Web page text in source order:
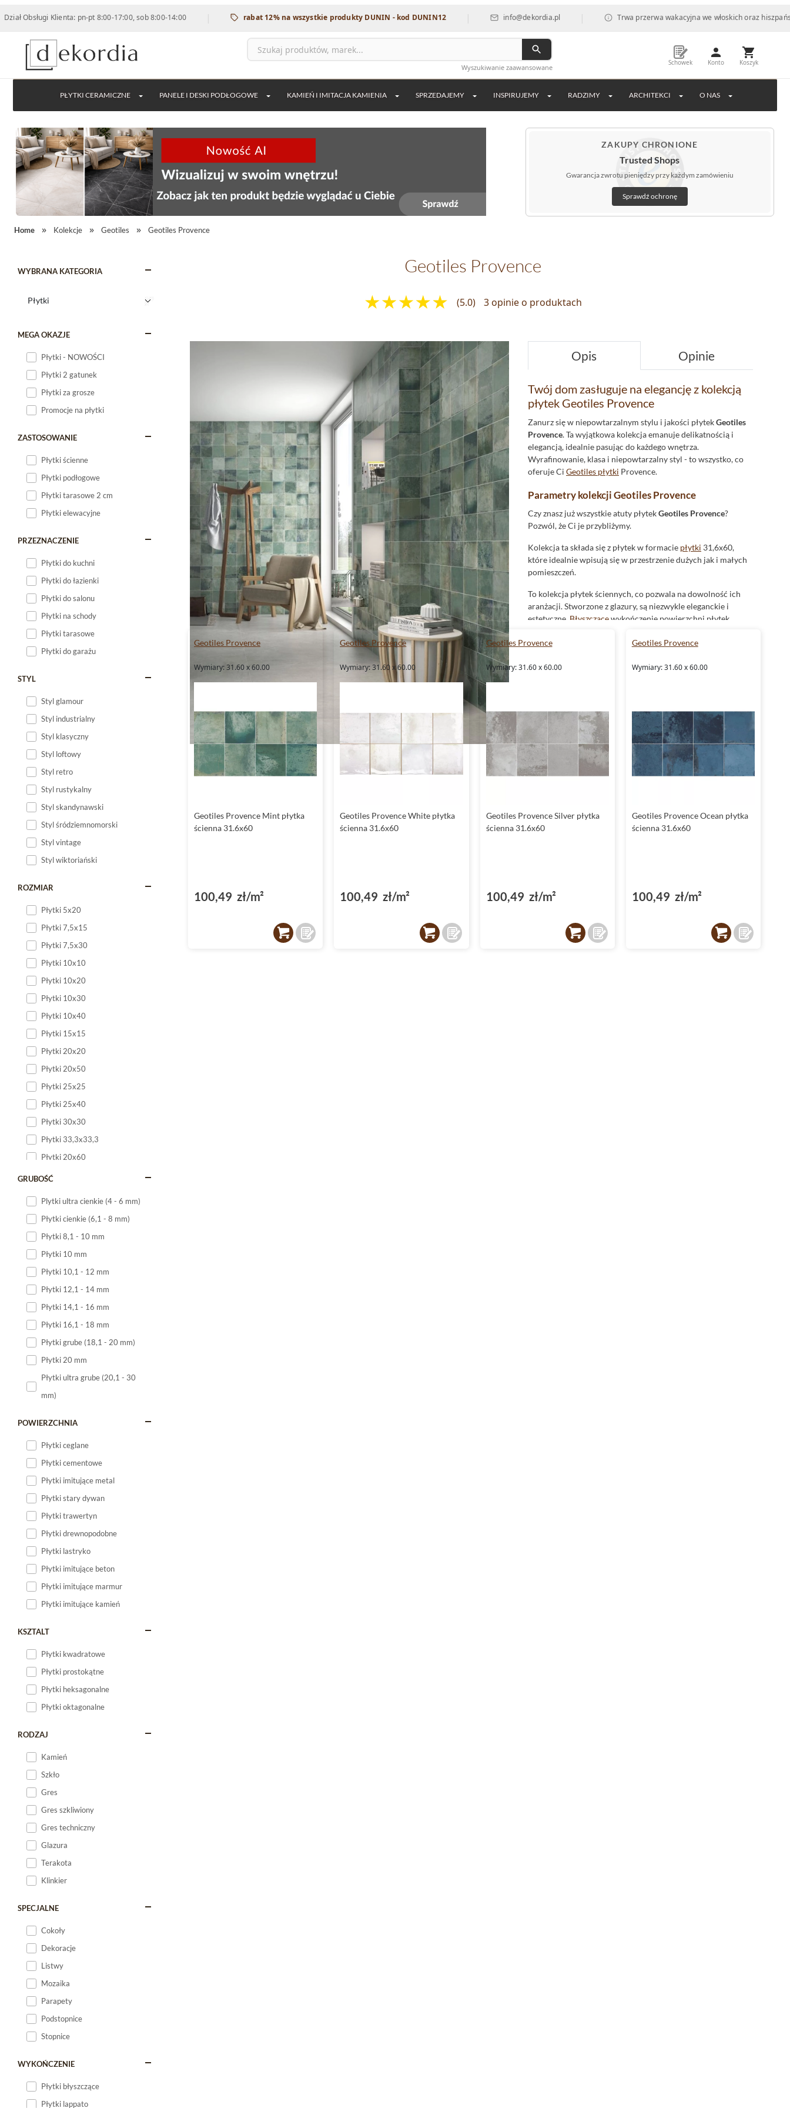
Klienta: pn-pt 8:00-17:00, sob 8:00-14:00 | rabat 12% na wszystkie produkty DUNIN - kod DUNIN12 | info@dekordia.pl | Trwa przerwa wakacyjna we włoskich oraz hiszpańskich
Wyszukiwanie zaawansowane
Schowek Konto Koszyk
PŁYTKI CERAMICZNE PANELE I DESKI PODŁOGOWE KAMIEŃ I IMITACJA KAMIENIA SPRZEDAJEMY INSPIRUJEMY RADZIMY ARCHITEKCI O NAS
ZAKUPY CHRONIONE
Trusted Shops
Gwarancja zwrotu pieniędzy przy każdym zamówieniu
Sprawdź ochronę
Home Kolekcje Geotiles Geotiles Provence
WYBRANA KATEGORIA
MEGA OKAZJE
Płytki - NOWOŚCI
Płytki 2 gatunek
Płytki za grosze
Promocje na płytki
ZASTOSOWANIE
Płytki ścienne
Płytki podłogowe
Płytki tarasowe 2 cm
Płytki elewacyjne
PRZEZNACZENIE
Płytki do kuchni
Płytki do łazienki
Płytki do salonu
Płytki na schody
Płytki tarasowe
Płytki do garażu
STYL
Styl glamour
Styl industrialny
Styl klasyczny
Styl loftowy
Styl retro
Styl rustykalny
Styl skandynawski
Styl śródziemnomorski
Styl vintage
Styl wiktoriański
ROZMIAR
Płytki 5x20
Płytki 7,5x15
Płytki 7,5x30
Płytki 10x10
Płytki 10x20
Płytki 10x30
Płytki 10x40
Płytki 15x15
Płytki 20x20
Płytki 20x50
Płytki 25x25
Płytki 25x40
Płytki 30x30
Płytki 33,3x33,3
Płytki 20x60
Płytki 20x120
Płytki małe
GRUBOŚĆ
Plytki ultra cienkie (4 - 6 mm)
Płytki cienkie (6,1 - 8 mm)
Płytki 8,1 - 10 mm
Płytki 10 mm
Płytki 10,1 - 12 mm
Płytki 12,1 - 14 mm
Płytki 14,1 - 16 mm
Płytki 16,1 - 18 mm
Płytki grube (18,1 - 20 mm)
Płytki 20 mm
Płytki ultra grube (20,1 - 30
mm)
POWIERZCHNIA
Płytki ceglane
Płytki cementowe
Płytki imitujące metal
Płytki stary dywan
Płytki trawertyn
Płytki drewnopodobne
Płytki lastryko
Płytki imitujące beton
Płytki imitujące marmur
Płytki imitujące kamień
KSZTALT
Płytki kwadratowe
Płytki prostokątne
Płytki heksagonalne
Płytki oktagonalne
RODZAJ
Kamień
Szkło
Gres
Gres szkliwiony
Gres techniczny
Glazura
Terakota
Klinkier
SPECJALNE
Cokoły
Dekoracje
Listwy
Mozaika
Parapety
Podstopnice
Stopnice
WYKOŃCZENIE
Płytki błyszczące
Płytki lappato
Geotiles Provence
(5.0) 3 opinie o produktach
Opis Opinie
Twój dom zasługuje na elegancję z kolekcją
płytek Geotiles Provence
Zanurz się w niepowtarzalnym stylu i jakości płytekGeotiles
Provence. Ta wyjątkowa kolekcja emanuje delikatnością i
elegancją, idealnie pasując do każdego wnętrza.
Wyrafinowanie, klasa i niepowtarzalny styl - to wszystko, co
oferuje Ci Geotiles płytki Provence.
Parametry kolekcji Geotiles Provence
Czy znasz już wszystkie atuty płytekGeotiles Provence?
Pozwól, że Ci je przybliżymy.
Kolekcja ta składa się z płytek w formacie płytki 31,6x60,
które idealnie wpisują się w przestrzenie dużych jak i małych
pomieszczeń.
To kolekcja płytek ściennych, co pozwala na dowolność ich
aranżacji. Stworzone z glazury, są niezwykle eleganckie i
estetyczne. Błyszczącewykończenie powierzchni płytek
unikalnym i wyjątkowym.
Płytki Geotiles Provence do Twojej łazienki
łazienkowe
z kolekcji Geotiles Provence?
Błyszczące wykończenie, subtelny kolor i niepowtarzalny
design - te płytki tworzą przestrzeń pełną komfortu i luksusu.
Z pewnością przypadną do gustu osobom ceniącym elegancję
Płytki Geotiles Provence idealne do kuchni
Czy marzysz o kuchni, która będzie emanować elegancją i
Dzięki temu, że są wykonane z glazury, łatwo utrzymać je w
Błyszczące wykończenie dodatkowo podkreśla ich elegancję,
Geotiles Provence
Wymiary: 31.60 x 60.00
Geotiles Provence Mint płytka
ścienna 31.6x60
100,49 zł/m²
Geotiles Provence
Wymiary: 31.60 x 60.00
Geotiles Provence White płytka
ścienna 31.6x60
100,49 zł/m²
Geotiles Provence
Wymiary: 31.60 x 60.00
Geotiles Provence Silver płytka
ścienna 31.6x60
100,49 zł/m²
Geotiles Provence
Wymiary: 31.60 x 60.00
Geotiles Provence Ocean płytka
ścienna 31.6x60
100,49 zł/m²